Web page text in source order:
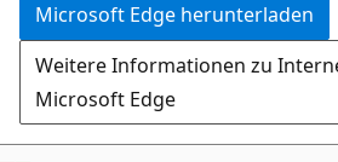
Microsoft Edge herunterladen
Weitere Informationen zu
Microsoft Edge